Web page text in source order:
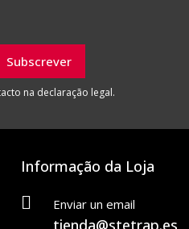
na declaração legal.
Informação da Loja
Enviar un email